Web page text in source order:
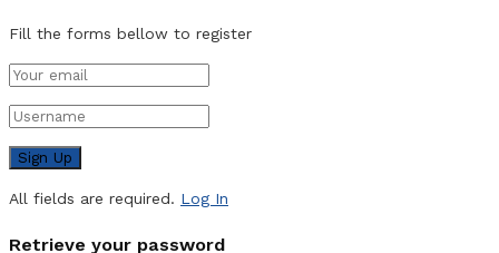
Fill the forms bellow to register
All fields are required. Log In
Retrieve your password